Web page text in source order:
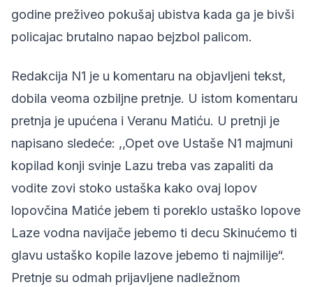
godine preživeo pokušaj ubistva kada ga je bivši
policajac brutalno napao bejzbol palicom.
Redakcija N1 je u komentaru na objavljeni tekst,
dobila veoma ozbiljne pretnje. U istom komentaru
pretnja je upućena i Veranu Matiću. U pretnji je
napisano sledeće: ,,Opet ove Ustaše N1 majmuni
kopilad konji svinje Lazu treba vas zapaliti da
vodite zovi stoko ustaška kako ovaj lopov
lopovčina Matiće jebem ti poreklo ustaško lopove
Laze vodna navijače jebemo ti decu Skinućemo ti
glavu ustaško kopile lazove jebemo ti najmilije“.
Pretnje su odmah prijavljene nadležnom